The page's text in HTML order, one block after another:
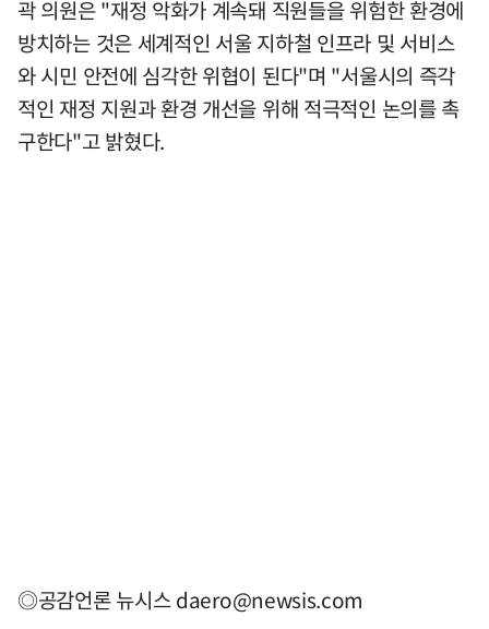
곽 의원은 "재정 악화가 계속돼 직원들을 위험한 환경에
방치하는 것은 세계적인 서울 지하철 인프라 및 서비스
와 시민 안전에 심각한 위협이 된다"며 "서울시의 즉각
적인 재정 지원과 환경 개선을 위해 적극적인 논의를 촉
구한다"고 밝혔다.
◎공감언론 뉴시스daero@newsis.com